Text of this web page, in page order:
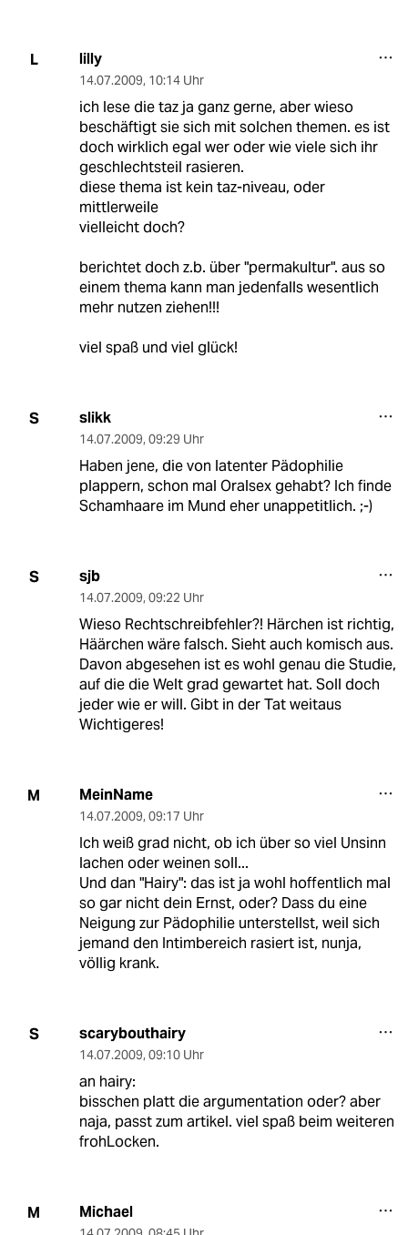
L lilly
14.07.2009, 10:14 Uhr
ich lese die taz ja ganz gerne, aber wieso
beschäftigt sie sich mit solchen themen. es ist
doch wirklich egal wer oder wie viele sich ihr
geschlechtsteil rasieren.
diese thema ist kein taz-niveau, oder
mittlerweile
vielleicht doch?
berichtet doch z.b. über "permakultur". aus so
einem thema kann man jedenfalls wesentlich
mehr nutzen ziehen!!!
viel spaß und viel glück!
S slikk
14.07.2009, 09:29 Uhr
Haben jene, die von latenter Pädophilie
plappern, schon mal Oralsex gehabt? Ich finde
Schamhaare im Mund eher unappetitlich. ;-)
S sjb
14.07.2009, 09:22 Uhr
Wieso Rechtschreibfehler?! Härchen ist richtig,
Häärchen wäre falsch. Sieht auch komisch aus.
Davon abgesehen ist es wohl genau die Studie,
auf die die Welt grad gewartet hat. Soll doch
jeder wie er will. Gibt in der Tat weitaus
Wichtigeres!
M MeinName
14.07.2009, 09:17 Uhr
Ich weiß grad nicht, ob ich über so viel Unsinn
lachen oder weinen soll...
Und dan "Hairy": das ist ja wohl hoffentlich mal
so gar nicht dein Ernst, oder? Dass du eine
Neigung zur Pädophilie unterstellst, weil sich
jemand den Intimbereich rasiert ist, nunja,
völlig krank.
S scarybouthairy
14.07.2009, 09:10 Uhr
an hairy:
bisschen platt die argumentation oder? aber
naja, passt zum artikel. viel spaß beim weiteren
frohLocken.
M Michael